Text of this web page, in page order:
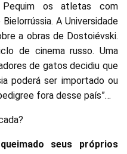
Pequim os atletas com
A Universidade
a obras de Dostoiévski.
de cinema russo. Uma
de gatos decidiu que
poderá ser importado ou
fora desse país”…
seus próprios